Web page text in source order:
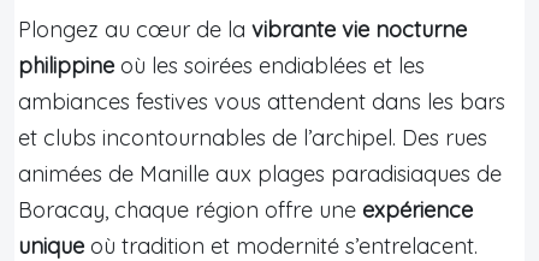
Plongez au cœur de la vibrante vie nocturne
philippine où les soirées endiablées et les
ambiances festives vous attendent dans les bars
et clubs incontournables de l’archipel. Des rues
animées de Manille aux plages paradisiaques de
Boracay, chaque région offre une expérience
unique où tradition et modernité s’entrelacent.